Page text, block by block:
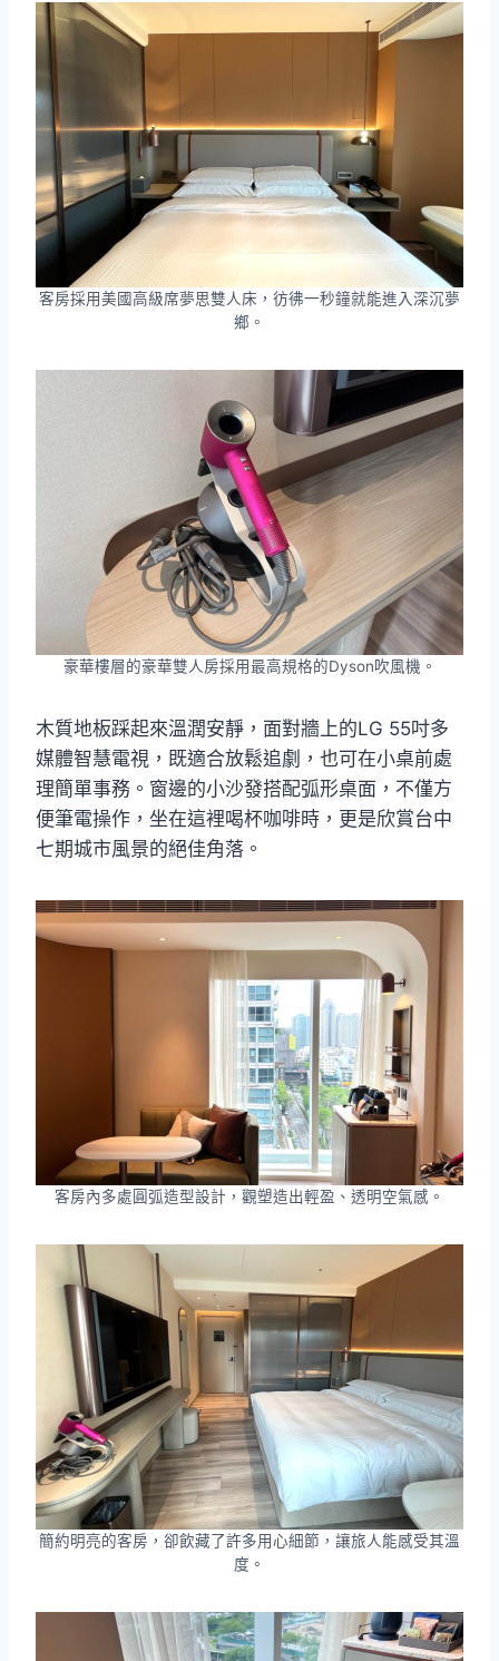
客房採用美國高級席夢思雙人床，彷彿一秒鐘就能進入深沉夢
鄉。
豪華樓層的豪華雙人房採用最高規格的Dyson吹風機。
木質地板踩起來溫潤安靜，面對牆上的LG 55吋多
媒體智慧電視，既適合放鬆追劇，也可在小桌前處
理簡單事務。窗邊的小沙發搭配弧形桌面，不僅方
便筆電操作，坐在這裡喝杯咖啡時，更是欣賞台中
七期城市風景的絕佳角落。
客房內多處圓弧造型設計，觀塑造出輕盈、透明空氣感。
簡約明亮的客房，卻飲藏了許多用心細節，讓旅人能感受其溫
度。